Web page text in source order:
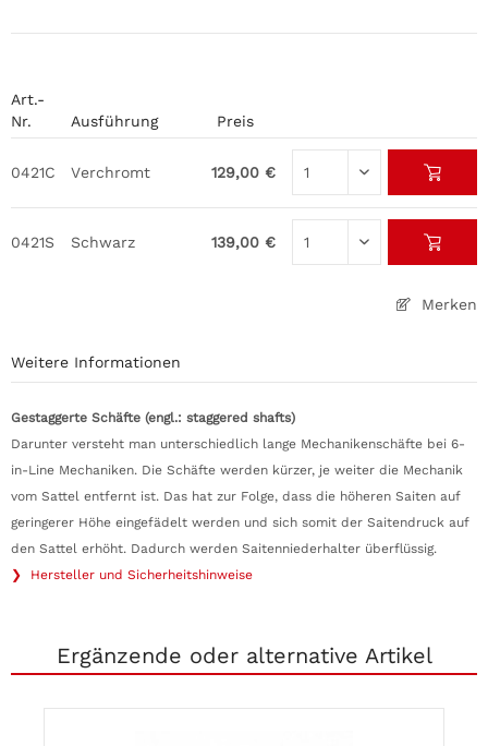
Merken
Art.-
Nr.
Ausführung Preis
0421C Verchromt 129,00 €
0421S Schwarz 139,00 €
Weitere Informationen
Gestaggerte Schäfte (engl.: staggered shafts)
Darunter versteht man unterschiedlich lange Mechanikenschäfte bei 6-
in-Line Mechaniken. Die Schäfte werden kürzer, je weiter die Mechanik
vom Sattel entfernt ist. Das hat zur Folge, dass die höheren Saiten auf
geringerer Höhe eingefädelt werden und sich somit der Saitendruck auf
den Sattel erhöht. Dadurch werden Saitenniederhalter überflüssig.
❯ Hersteller und Sicherheitshinweise
Ergänzende oder alternative Artikel